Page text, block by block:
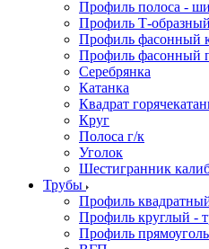
Профиль полоса -
Профиль Т-
Профиль фасонный
Профиль фасонный
Серебрянка
Катанка
Квадрат
Круг
Полоса г/к
Уголок
Шестигранник
Трубы
Профиль
Профиль круглый -
Профиль